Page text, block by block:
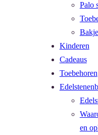
Palo
Kinderen
Cadeaus
Toebehoren
en